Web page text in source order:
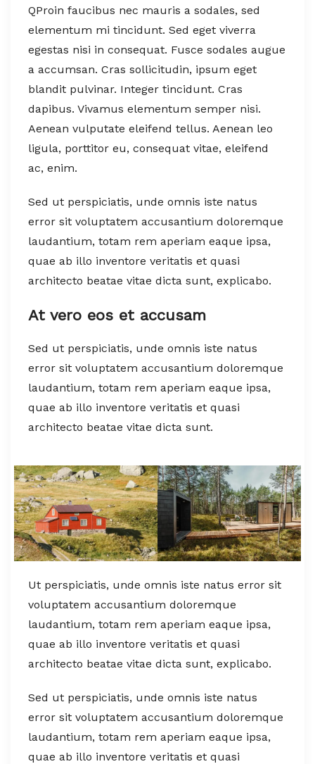
QProin faucibus nec mauris a sodales, sed
elementum mi tincidunt. Sed eget viverra
egestas nisi in consequat. Fusce sodales augue
a accumsan. Cras sollicitudin, ipsum eget
blandit pulvinar. Integer tincidunt. Cras
dapibus. Vivamus elementum semper nisi.
Aenean vulputate eleifend tellus. Aenean leo
ligula, porttitor eu, consequat vitae, eleifend
ac, enim.
Sed ut perspiciatis, unde omnis iste natus
error sit voluptatem accusantium doloremque
laudantium, totam rem aperiam eaque ipsa,
quae ab illo inventore veritatis et quasi
architecto beatae vitae dicta sunt, explicabo.
At vero eos et accusam
Sed ut perspiciatis, unde omnis iste natus
error sit voluptatem accusantium doloremque
laudantium, totam rem aperiam eaque ipsa,
quae ab illo inventore veritatis et quasi
architecto beatae vitae dicta sunt.
Ut perspiciatis, unde omnis iste natus error sit
voluptatem accusantium doloremque
laudantium, totam rem aperiam eaque ipsa,
quae ab illo inventore veritatis et quasi
architecto beatae vitae dicta sunt, explicabo.
Sed ut perspiciatis, unde omnis iste natus
error sit voluptatem accusantium doloremque
laudantium, totam rem aperiam eaque ipsa,
quae ab illo inventore veritatis et quasi